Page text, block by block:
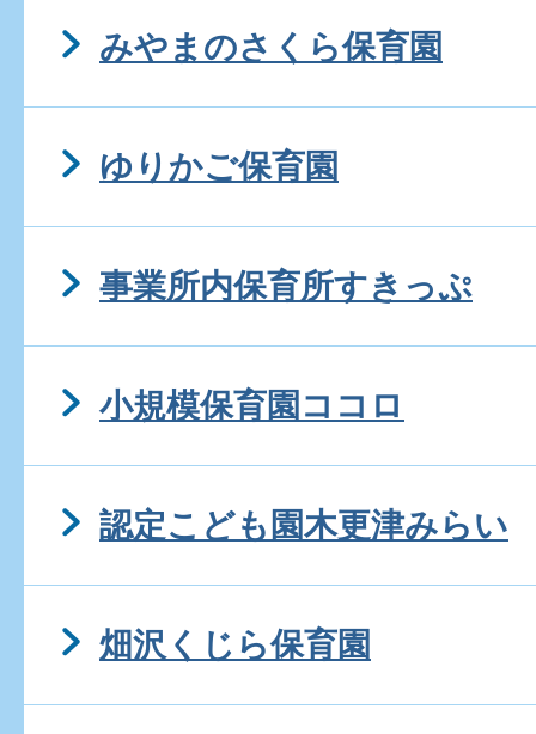
みやまのさくら保育園
ゆりかご保育園
事業所内保育所すきっぷ
小規模保育園ココロ
認定こども園木更津みらい
畑沢くじら保育園